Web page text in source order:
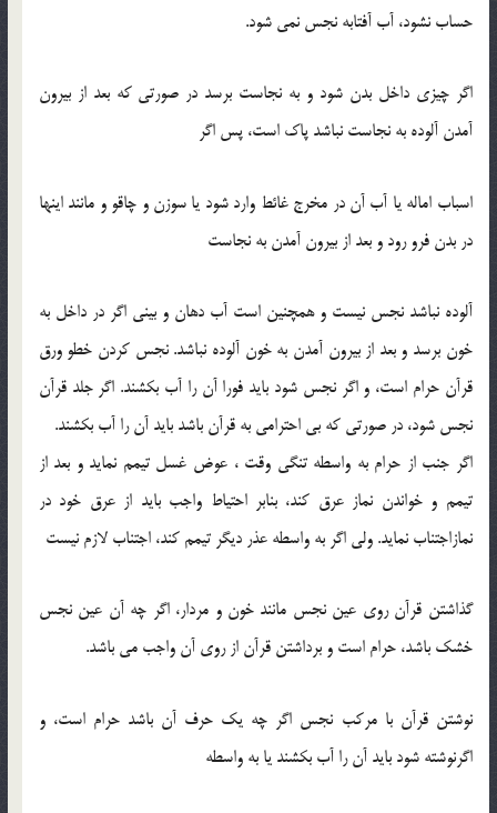
حساب نشود، آب آفتابه نجس نمی شود.
اگر چیزی داخل بدن شود و به نجاست برسد در صورتی که بعد از بیرون
آمدن آلوده به نجاست نباشد پاک است، پس اگر
اسباب اماله یا آب آن در مخرج غائط وارد شود یا سوزن و چاقو و مانند اینها
در بدن فرو رود و بعد از بیرون آمدن به نجاست
آلوده نباشد نجس نیست و همچنین است آب دهان و بینی اگر در داخل به
خون برسد و بعد از بیرون آمدن به خون آلوده نباشد. نجس کردن خطو ورق
قرآن حرام است، و اگر نجس شود باید فورا آن را آب بکشند. اگر جلد قرآن
نجس شود، در صورتی که بی احترامی به قرآن باشد باید آن را آب بکشند.
اگر جنب از حرام به واسطه تنگی وقت ، عوض غسل تیمم نماید و بعد از
تیمم و خواندن نماز عرق کند، بنابر احتیاط واجب باید از عرق خود در
نمازاجتناب نماید. ولی اگر به واسطه عذر دیگر تیمم کند، اجتناب لازم نیست
گذاشتن قرآن روی عین نجس مانند خون و مردار، اگر چه آن عین نجس
خشک باشد، حرام است و برداشتن قرآن از روی آن واجب می باشد.
نوشتن قرآن با مرکب نجس اگر چه یک حرف آن باشد حرام است، و
اگرنوشته شود باید آن را آب بکشند یا به واسطه